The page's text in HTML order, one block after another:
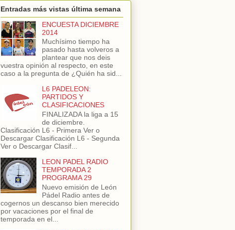
Entradas más vistas última semana
ENCUESTA DICIEMBRE
2014
Muchísimo tiempo ha
pasado hasta volveros a
plantear que nos deis
vuestra opinión al respecto, en este
caso a la pregunta de ¿Quién ha sid...
L6 PADELEON:
PARTIDOS Y
CLASIFICACIONES
FINALIZADA la liga a 15
de diciembre.
Clasificación L6 - Primera Ver o
Descargar Clasificación L6 - Segunda
Ver o Descargar Clasif...
LEON PADEL RADIO
TEMPORADA 2
PROGRAMA 29
Nuevo emisión de León
Pádel Radio antes de
cogernos un descanso bien merecido
por vacaciones por el final de
temporada en el...